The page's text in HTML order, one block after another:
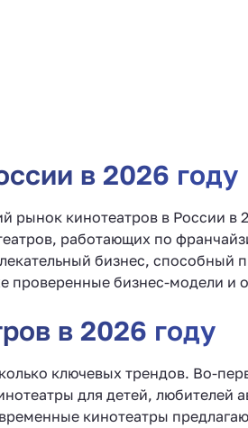
в 2026 году
рынок кинотеатров в России
работающих по
бизнес,
проверенные бизнес-модели и
в 2026 году
ключевых трендов. Во-
для детей,
кинотеатры